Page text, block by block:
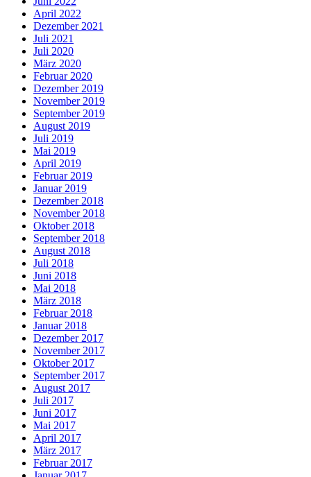
April 2022
Dezember 2021
Juli 2021
Juli 2020
März 2020
Februar 2020
Dezember 2019
November 2019
September 2019
August 2019
Juli 2019
Mai 2019
April 2019
Februar 2019
Januar 2019
Dezember 2018
November 2018
Oktober 2018
September 2018
August 2018
Juli 2018
Juni 2018
Mai 2018
März 2018
Februar 2018
Januar 2018
Dezember 2017
November 2017
Oktober 2017
September 2017
August 2017
Juli 2017
Juni 2017
Mai 2017
April 2017
März 2017
Februar 2017